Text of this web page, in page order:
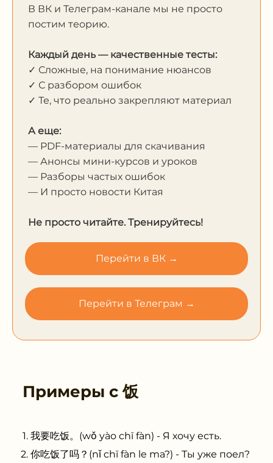
В ВК и Телеграм-канале мы не просто
постим теорию.
Каждый день — качественные тесты:
✓ Сложные, на понимание нюансов
✓ С разбором ошибок
✓ Те, что реально закрепляют материал
А еще:
— PDF-материалы для скачивания
— Анонсы мини-курсов и уроков
— Разборы частых ошибок
— И просто новости Китая
Не просто читайте. Тренируйтесь!
Перейти в ВК →
Перейти в Телеграм →
Примеры с饭
我要吃饭。(wǒ yào chī fàn) - Я хочу есть.
你吃饭了吗？(nǐ chī fàn le ma?) - Ты уже поел?